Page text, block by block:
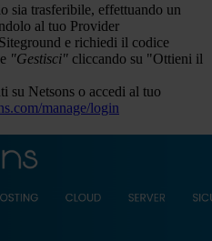
sia trasferibile, effettuando un
al tuo Provider
e richiedi il codice
"Gestisci" cliccando su "Ottieni il
su Netsons o accedi al tuo
manage/login